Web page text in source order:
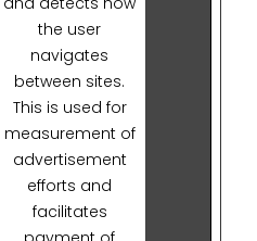
the user
navigates
between sites.
This is used for
measurement of
advertisement
efforts and
facilitates